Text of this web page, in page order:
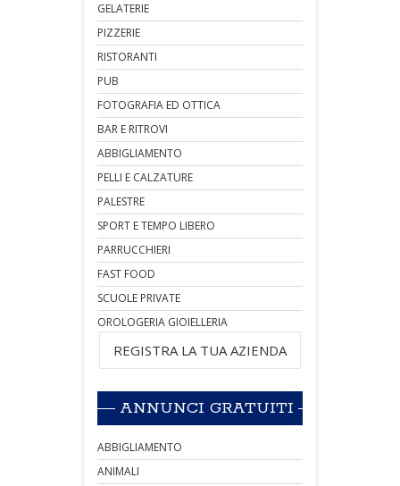
GELATERIE
PIZZERIE
RISTORANTI
PUB
FOTOGRAFIA ED OTTICA
BAR E RITROVI
ABBIGLIAMENTO
PELLI E CALZATURE
PALESTRE
SPORT E TEMPO LIBERO
PARRUCCHIERI
FAST FOOD
SCUOLE PRIVATE
OROLOGERIA GIOIELLERIA
REGISTRA LA TUA AZIENDA
ANNUNCI GRATUITI
ABBIGLIAMENTO
ANIMALI